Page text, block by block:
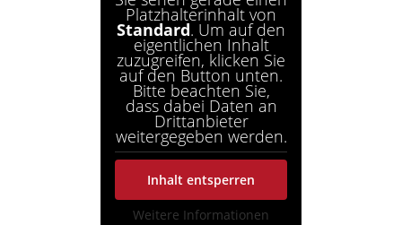
Platzhalterinhalt von
Standard. Um auf den
eigentlichen Inhalt
zuzugreifen, klicken Sie
auf den Button unten.
Bitte beachten Sie,
dass dabei Daten an
Drittanbieter
weitergegeben werden.
Inhalt entsperren
Weitere Informationen